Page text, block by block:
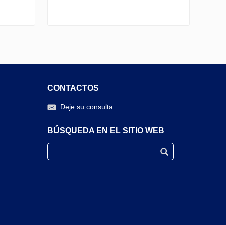
CONTACTOS
Deje su consulta
BÚSQUEDA EN EL SITIO WEB